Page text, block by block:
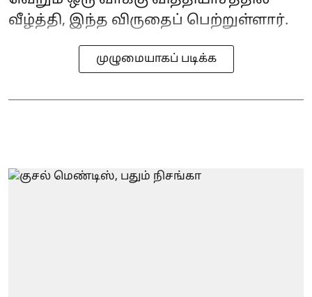
வீழ்த்தி, இந்த விருதைப் பெற்றுள்ளார்.
முழுமையாகப் படிக்க